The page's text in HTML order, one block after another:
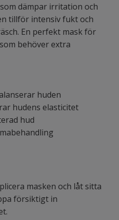
som dämpar irritation och
tillför intensiv fukt och
En perfekt mask för
behöver extra
huden
hudens elasticitet
hud
masken och låt sitta
försiktigt in